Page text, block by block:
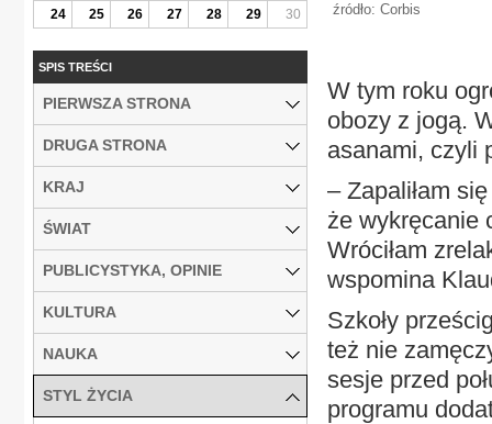
źródło: Corbis
W tym roku
obozy z jogą.
asanami, czyli
– Zapaliłam
że wykręcanie
Wróciłam
wspomina
Szkoły
też nie
sesje przed
programu
24
25 26 27 28 29 30
SPIS TREŚCI
PIERWSZA STRONA
DRUGA STRONA
KRAJ
ŚWIAT
PUBLICYSTYKA, OPINIE
KULTURA
NAUKA
STYL ŻYCIA